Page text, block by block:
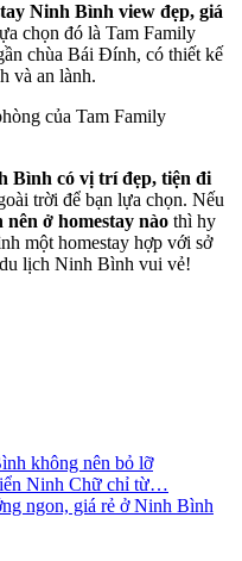
Ninh Bình view đẹp, giá
chọn đó là Tam Family
chùa Bái Đính, có thiết kế
và an lành.
của Tam Family
Bình có vị trí đẹp, tiện đi
trời để bạn lựa chọn. Nếu
ở homestay nào thì hy
một homestay hợp với sở
lịch Ninh Bình vui vẻ!
không nên bỏ lỡ
Ninh Chữ chỉ từ…
ngon, giá rẻ ở Ninh Bình